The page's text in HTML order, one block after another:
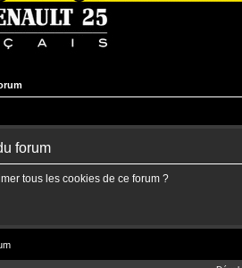
forum
tous les cookies de ce forum ?